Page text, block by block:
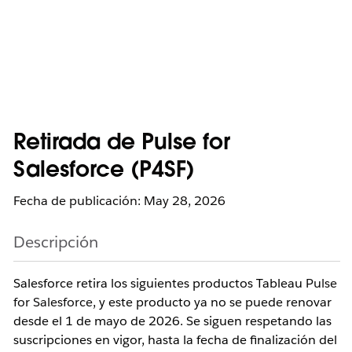
Retirada de Pulse for
Salesforce (P4SF)
Fecha de publicación: May 28, 2026
Descripción
Salesforce retira los siguientes productos Tableau Pulse
for Salesforce, y este producto ya no se puede renovar
desde el 1 de mayo de 2026. Se siguen respetando las
suscripciones en vigor, hasta la fecha de finalización del